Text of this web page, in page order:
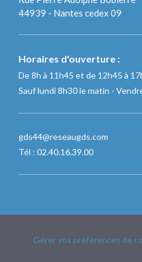
44939 - Nantes cedex 09
Horaires d'ouverture :
De 8h à 11h45 et de 12h45 à
Sauf lundi 8h30 le matin -
gds44@reseaugds.com
Tél : 02.40.16.39.00
Gérer vos préférences de